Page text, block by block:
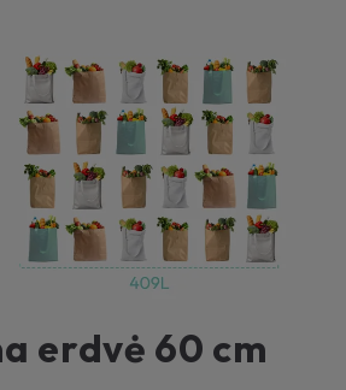
erdvė 60 cm